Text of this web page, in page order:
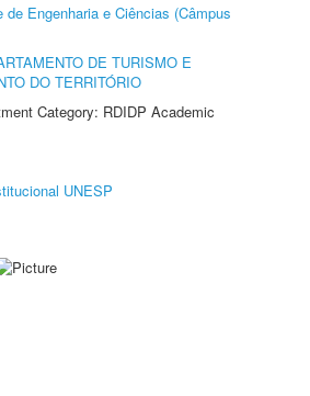
de Engenharia e Ciências (Câmpus
DE TURISMO E
DO TERRITÓRIO
Category: RDIDP Academic
UNESP